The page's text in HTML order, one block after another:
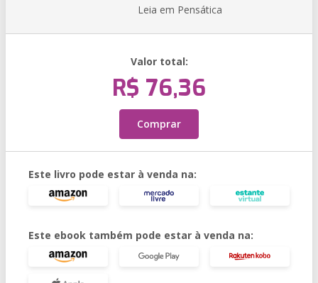
Leia em Pensática
Valor total:
R$ 76,36
Comprar
Este livro pode estar à venda na:
Este ebook também pode estar à venda na: